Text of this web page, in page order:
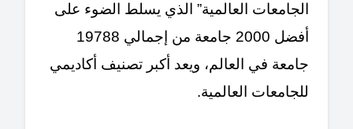
الجامعات العالمية” الذي يسلط الضوء على
أفضل 2000 جامعة من إجمالي 19788
جامعة في العالم، ويعد أكبر تصنيف أكاديمي
للجامعات العالمية.